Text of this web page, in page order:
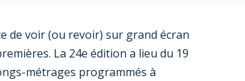
de voir (ou revoir) sur grand écran
La 24e édition a lieu du 19
métrages programmés à